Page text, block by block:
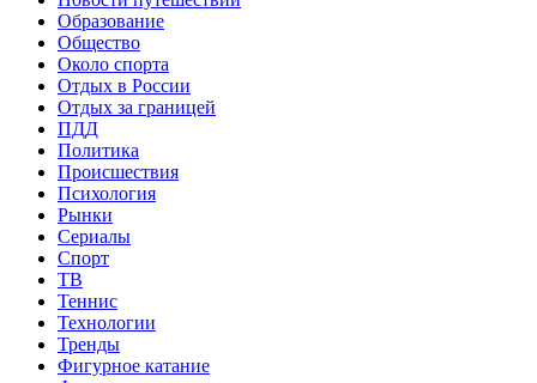
Образование
Общество
Около спорта
Отдых в России
Отдых за границей
ПДД
Политика
Происшествия
Психология
Рынки
Сериалы
Спорт
ТВ
Теннис
Технологии
Тренды
Фигурное катание